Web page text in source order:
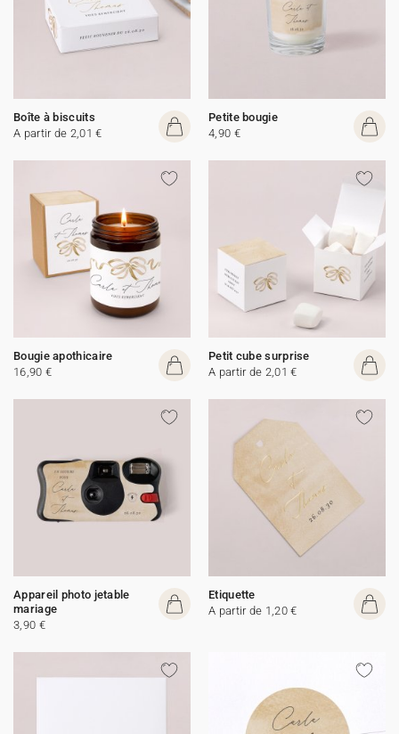
Boîte à biscuits
A partir de 2,01 €
Petite bougie
4,90 €
Bougie apothicaire
16,90 €
Petit cube surprise
A partir de 2,01 €
Appareil photo jetable
mariage
3,90 €
Etiquette
A partir de 1,20 €